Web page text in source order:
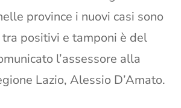
province i nuovi casi sono
positivi e tamponi è del
l’assessore alla
Lazio, Alessio D’Amato.